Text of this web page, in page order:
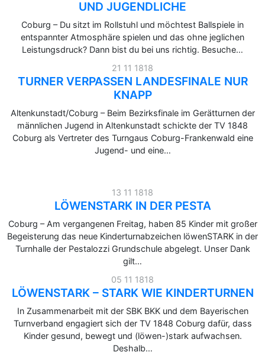
UND JUGENDLICHE
Coburg – Du sitzt im Rollstuhl und möchtest Ballspiele in
entspannter Atmosphäre spielen und das ohne jeglichen
Leistungsdruck? Dann bist du bei uns richtig. Besuche…
21 11 1818
TURNER VERPASSEN LANDESFINALE NUR
KNAPP
Altenkunstadt/Coburg – Beim Bezirksfinale im Gerätturnen der
männlichen Jugend in Altenkunstadt schickte der TV 1848
Coburg als Vertreter des Turngaus Coburg-Frankenwald eine
Jugend- und eine…
13 11 1818
LÖWENSTARK IN DER PESTA
Coburg – Am vergangenen Freitag, haben 85 Kinder mit großer
Begeisterung das neue Kinderturnabzeichen löwenSTARK in der
Turnhalle der Pestalozzi Grundschule abgelegt. Unser Dank
gilt…
05 11 1818
LÖWENSTARK – STARK WIE KINDERTURNEN
In Zusammenarbeit mit der SBK BKK und dem Bayerischen
Turnverband engagiert sich der TV 1848 Coburg dafür, dass
Kinder gesund, bewegt und (löwen-)stark aufwachsen.
Deshalb…